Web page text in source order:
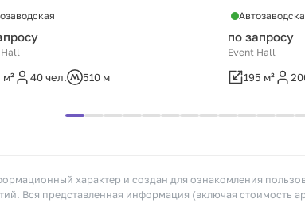
Hall
м² 40 чел. 510 м
по запросу
Event Hall
195 м²
характер и создан для ознакомления
Вся представленная информация (включая стоимость